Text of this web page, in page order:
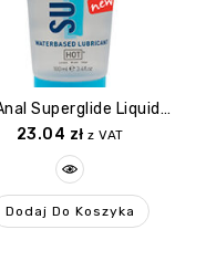
Żel Anal Superglide Liquid Pleasure 100ml Waterbased Lubricant
23.04 zł z VAT
Dodaj Do Koszyka